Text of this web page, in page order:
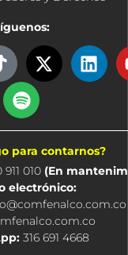
T
k
X
-
i
t
t
e
r
L
i
e
d
n
S
p
o
t
i
f
y
para contarnos?
010 (En
electrónico:
316 691 4668